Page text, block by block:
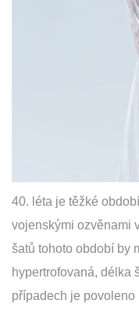
40. léta je těžké
vojenskými ozvěnami
šatů tohoto období by
hypertrofovaná, délka
případech je povoleno